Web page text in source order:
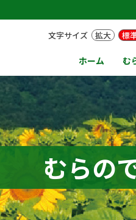
ホーム む
文字サイズ 拡大 標
むらの